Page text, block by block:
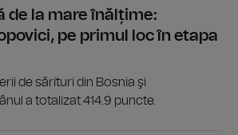
de la mare înălțime:
pe primul loc în etapa
de sărituri din Bosnia şi
a totalizat 414.9 puncte.